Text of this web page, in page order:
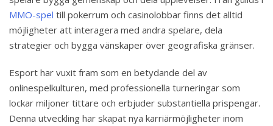
MMO-spel till pokerrum och casinolobbar finns det alltid
möjligheter att interagera med andra spelare, dela
strategier och bygga vänskaper över geografiska gränser.
Esport har vuxit fram som en betydande del av
onlinespelkulturen, med professionella turneringar som
lockar miljoner tittare och erbjuder substantiella prispengar.
Denna utveckling har skapat nya karriärmöjligheter inom